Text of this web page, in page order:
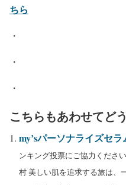
ちら
・
・
・
こちらもあわせてど
my’sパーソナライズセ
ンキング投票にご協力くださ
村 美しい肌を追求する旅は、